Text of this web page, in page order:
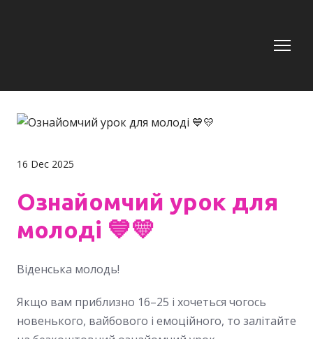
16 Dec 2025
Ознайомчий урок для
молоді 💙💛
Віденська молодь!
Якщо вам приблизно 16–25 і хочеться чогось
новенького, вайбового і емоційного, то залітайте